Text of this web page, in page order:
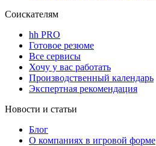
Соискателям
hh PRO
Готовое резюме
Все сервисы
Хочу у вас работать
Производственный календарь
Экспертная рекомендация
Новости и статьи
Блог
О компаниях в игровой форме